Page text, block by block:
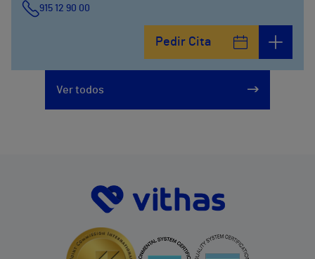
915 12 90 00
Pedir Cita
Ver todos